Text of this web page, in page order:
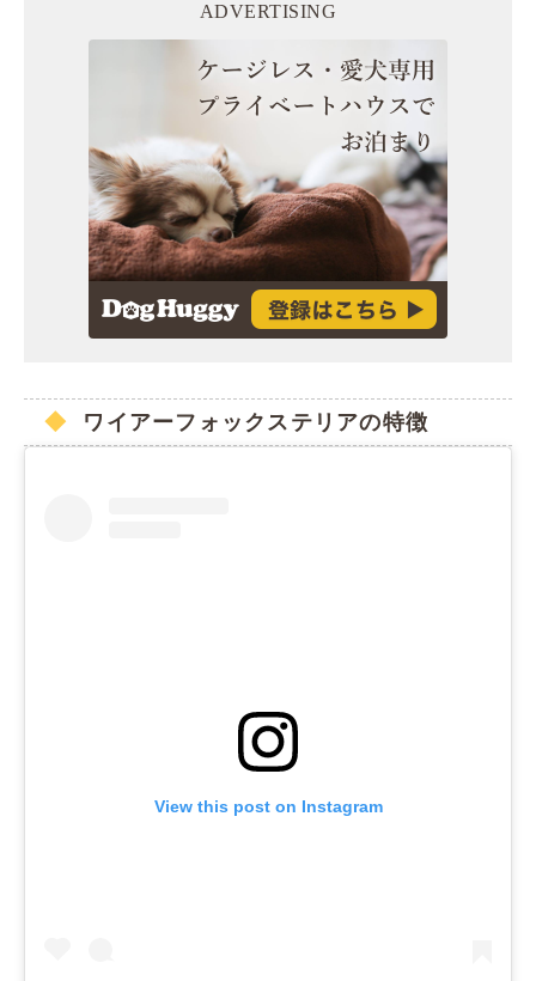
ADVERTISING
ワイアーフォックステリアの特徴
View this post on Instagram